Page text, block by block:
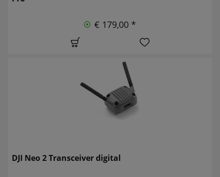
€ 179,00 *
DJI Neo 2 Transceiver digital